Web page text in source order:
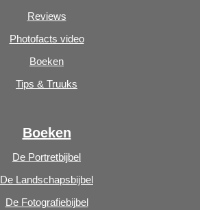
Reviews
Photofacts video
Boeken
Tips & Truuks
Boeken
De Portretbijbel
De Landschapsbijbel
De Fotografiebijbel